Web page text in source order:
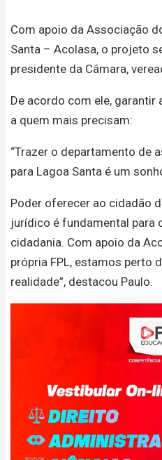
Com apoio da Associação
Santa – Acolasa, o projeto
presidente da Câmara,
De acordo com ele, garantir
a quem mais precisam:
“Trazer o departamento de
para Lagoa Santa é um
Poder oferecer ao cidadão
jurídico é fundamental para
cidadania. Com apoio da
própria FPL, estamos perto
realidade”, destacou Paulo.